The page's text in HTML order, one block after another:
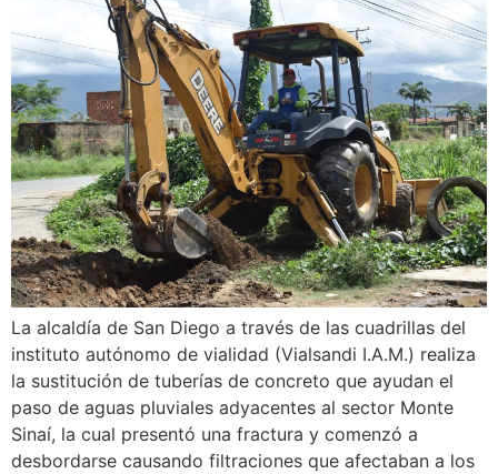
La alcaldía de San Diego a través de las cuadrillas del
instituto autónomo de vialidad (Vialsandi I.A.M.) realiza
la sustitución de tuberías de concreto que ayudan el
paso de aguas pluviales adyacentes al sector Monte
Sinaí, la cual presentó una fractura y comenzó a
desbordarse causando filtraciones que afectaban a los